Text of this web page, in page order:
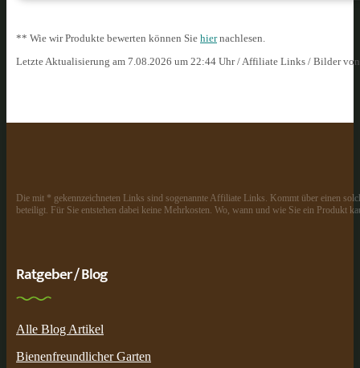
** Wie wir Produkte bewerten können Sie hiernachlesen.
Letzte Aktualisierung am 7.08.2026 um 22:44 Uhr / Affiliate Links / Bilder
Die mit * gekennzeichneten Links sind sogenannte Affiliate Links. Kommt über einen
beteiligt. Für Sie entstehen dabei keine Mehrkosten. Wo, wann und wie Sie ein Produkt
Ratgeber / Blog
Alle Blog Artikel
Bienenfreundlicher Garten